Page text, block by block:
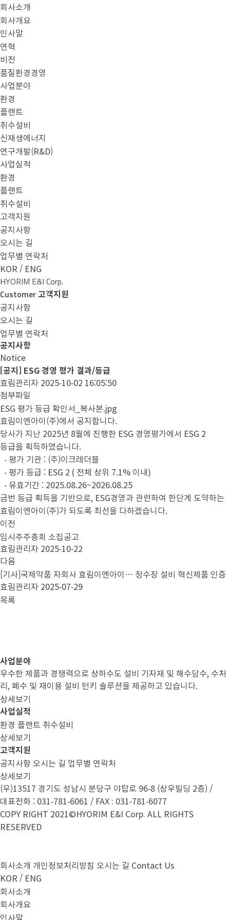
본문으로 바로가기
메뉴 바로가기
회사소개
회사개요
인사말
연혁
비전
품질환경경영
사업분야
환경
플랜트
취수설비
신재생에너지
연구개발(R&D)
사업실적
환경
플랜트
취수설비
고객지원
공지사항
오시는 길
업무별 연락처
KOR / ENG
HYORIM E&I Corp.
Customer 고객지원
공지사항
오시는 길
업무별 연락처
공지사항
Notice
[공지] ESG 경영 평가 결과/등급
효림관리자 2025-10-02 16:05:50
첨부파일
ESG 평가 등급 확인서_복사본.jpg
효림이엔아이(주)에서 공지합니다.
당사가 지난 2025년 8월에 진행한 ESG 경영평가에서 ESG 2
등급을 획득하였습니다.
- 평가 기관 : (주)이크레더블
- 평가 등급 : ESG 2 ( 전체 상위 7.1% 이내)
- 유효기간 : 2025.08.26~2026.08.25
금번 등급 획득을 기반으로, ESG경영과 관련하여 한단계 도약하는
효림이엔아이(주)가 되도록 최선을 다하겠습니다.
이전
임시주주총회 소집공고
효림관리자 2025-10-22
다음
[기사]국제약품 자회사 효림이엔아이… 정수장 설비 혁신제품 인증
효림관리자 2025-07-29
목록
사업분야
우수한 제품과 경쟁력으로 상하수도 설비 기자재 및 해수담수, 수처
리, 폐수 및 재이용 설비 턴키 솔루션을 제공하고 있습니다.
상세보기
사업실적
환경 플랜트 취수설비
상세보기
고객지원
공지사항 오시는 길 업무별 연락처
상세보기
(우)13517 경기도 성남시 분당구 야탑로 96-8 (상우빌딩 2층) /
대표전화 : 031-781-6061 / FAX : 031-781-6077
COPY RIGHT 2021©HYORIM E&I Corp. ALL RIGHTS
RESERVED
회사소개 개인정보처리방침 오시는 길 Contact Us
KOR / ENG
회사소개
회사개요
인사말